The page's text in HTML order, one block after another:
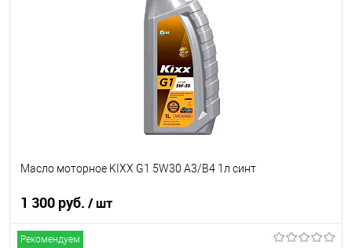
Масло моторное KIXX G1 5W30 A3/B4 1л синт
1 300 руб. / шт
Рекомендуем